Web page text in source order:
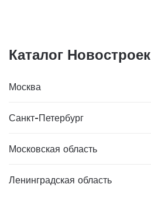
Каталог Новостроек
Москва
Санкт-Петербург
Московская область
Ленинградская область